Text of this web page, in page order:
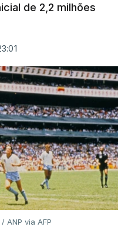
de 2,2 milhões
ANP via AFP